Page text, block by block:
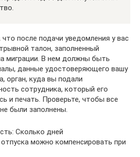
после подачи уведомления у вас
талон, заполненный
миграции. В нем должны быть
данные удостоверяющего вашу
орган, куда вы подали
сотрудника, который его
и печать. Проверьте, чтобы все
были заполнены.
Сколько дней
можно компенсировать при